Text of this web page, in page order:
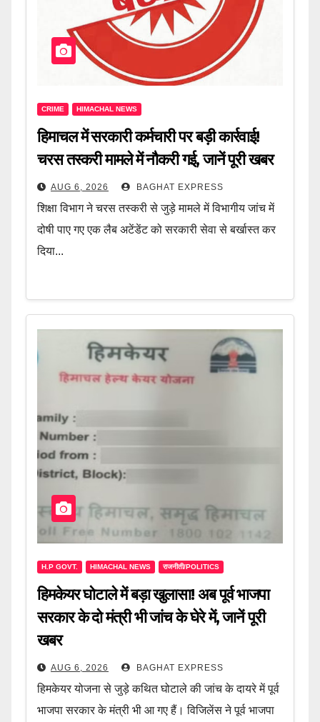
CRIME HIMACHAL NEWS
हिमाचल में सरकारी कर्मचारी पर बड़ी कार्रवाई!
चरस तस्करी मामले में नौकरी गई, जानें पूरी खबर
AUG 6, 2026 BAGHAT EXPRESS
शिक्षा विभाग ने चरस तस्करी से जुड़े मामले में विभागीय जांच में
दोषी पाए गए एक लैब अटेंडेंट को सरकारी सेवा से बर्खास्त कर
दिया...
H.P GOVT. HIMACHAL NEWS राजनीती/POLITICS
हिमकेयर घोटाले में बड़ा खुलासा! अब पूर्व भाजपा
सरकार के दो मंत्री भी जांच के घेरे में, जानें पूरी
खबर
AUG 6, 2026 BAGHAT EXPRESS
हिमकेयर योजना से जुड़े कथित घोटाले की जांच के दायरे में पूर्व
भाजपा सरकार के मंत्री भी आ गए हैं। विजिलेंस ने पूर्व भाजपा